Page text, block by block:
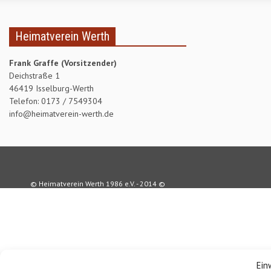
Heimatverein Werth
Frank Graffe (Vorsitzender)
Deichstraße 1
46419 Isselburg-Werth
Telefon: 0173 / 7549304
info@heimatverein-werth.de
© Heimatverein Werth 1986 e.V. - 2014 ©